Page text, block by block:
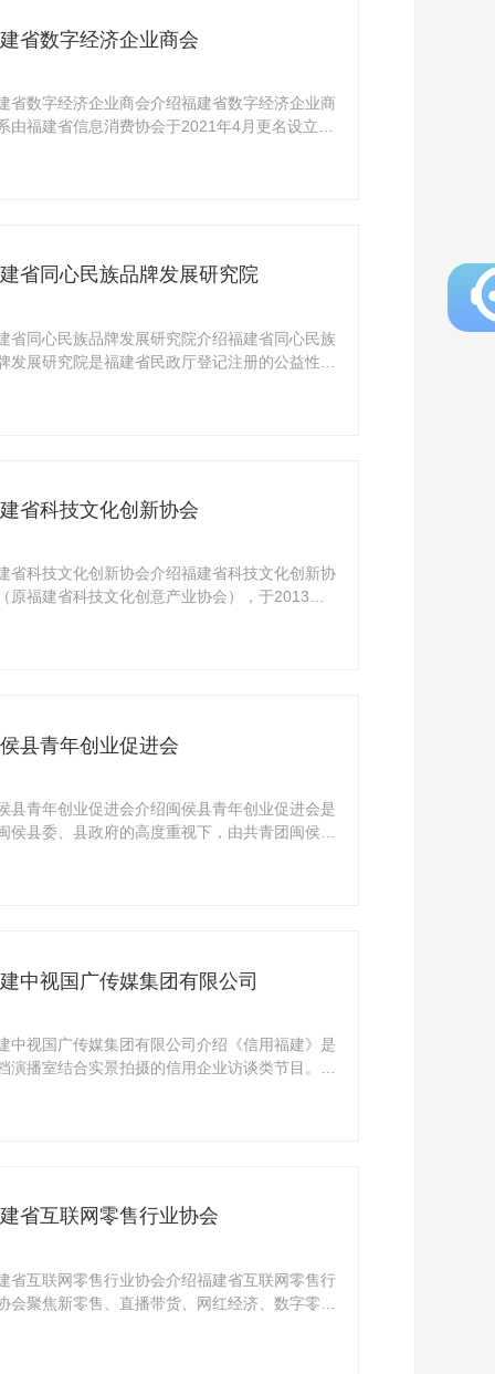
省数字经济企业商会
省数字经济企业商会介绍福建省数字经济企业商
由福建省信息消费协会于2021年4月更名设立。
省同心民族品牌发展研究院
省同心民族品牌发展研究院介绍福建省同心民族
发展研究院是福建省民政厅登记注册的公益性服
省科技文化创新协会
省科技文化创新协会介绍福建省科技文化创新协
原福建省科技文化创意产业协会），于2013年
县青年创业促进会
县青年创业促进会介绍闽侯县青年创业促进会是
侯县委、县政府的高度重视下，由共青团闽侯县
中视国广传媒集团有限公司
中视国广传媒集团有限公司介绍《信用福建》是
演播室结合实景拍摄的信用企业访谈类节目。栏
省互联网零售行业协会
省互联网零售行业协会介绍福建省互联网零售行
会聚焦新零售、直播带货、网红经济、数字零售